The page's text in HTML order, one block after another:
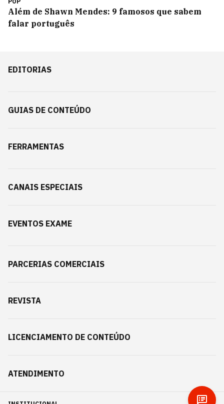
Além de Shawn Mendes: 9 famosos que sabem
falar português
EDITORIAS
GUIAS DE CONTEÚDO
FERRAMENTAS
CANAIS ESPECIAIS
EVENTOS EXAME
PARCERIAS COMERCIAIS
REVISTA
LICENCIAMENTO DE CONTEÚDO
ATENDIMENTO